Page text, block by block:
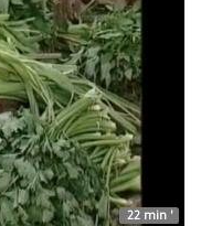
22 min '